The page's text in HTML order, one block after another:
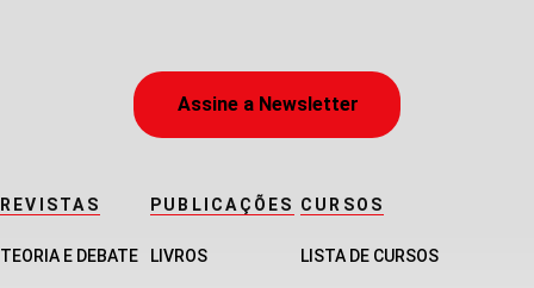
Assine a Newsletter
REVISTAS
TEORIA E DEBATE
PUBLICAÇÕES
LIVROS
CURSOS
LISTA DE CURSOS